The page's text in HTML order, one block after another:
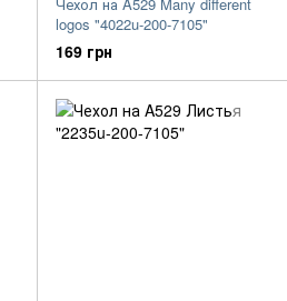
logos "4022u-200-7105"
169 грн